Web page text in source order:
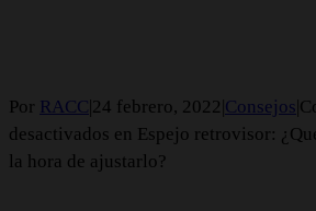
Por RACC 24 febrero, 2022 Consejos
desactivados en Espejo retrovisor:
la hora de ajustarlo?